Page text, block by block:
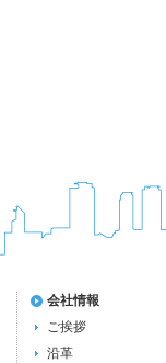
会社情報
ご挨拶
沿革